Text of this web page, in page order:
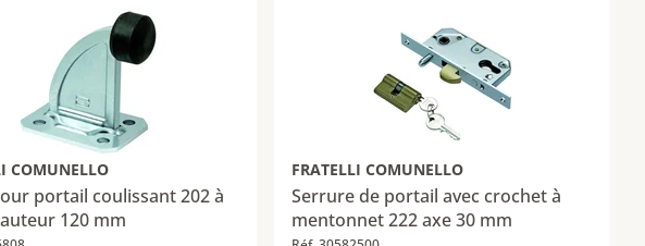
COMUNELLO
portail coulissant 202 à
120 mm
FRATELLI COMUNELLO
Serrure de portail avec crochet à
mentonnet 222 axe 30 mm